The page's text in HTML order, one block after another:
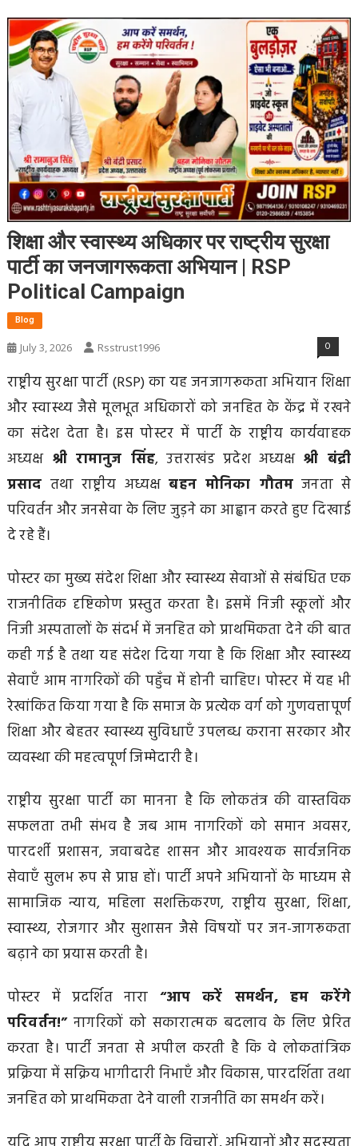
शिक्षा और स्वास्थ्य अधिकार पर राष्ट्रीय सुरक्षा
पार्टी का जनजागरूकता अभियान | RSP
Political Campaign
Blog
July 3, 2026
Rsstrust1996 0
राष्ट्रीय सुरक्षा पार्टी (RSP) का यह जनजागरूकता अभियान शिक्षा
और स्वास्थ्य जैसे मूलभूत अधिकारों को जनहित के केंद्र में रखने
का संदेश देता है। इस पोस्टर में पार्टी के राष्ट्रीय कार्यवाहक
अध्यक्ष श्री रामानुज सिंह, उत्तराखंड प्रदेश अध्यक्ष श्री बंद्री
प्रसाद तथा राष्ट्रीय अध्यक्षबहन मोनिका गौतम जनता से
परिवर्तन और जनसेवा के लिए जुड़ने का आह्वान करते हुए दिखाई
दे रहे हैं।
पोस्टर का मुख्य संदेश शिक्षा और स्वास्थ्य सेवाओं से संबंधित एक
राजनीतिक दृष्टिकोण प्रस्तुत करता है। इसमें निजी स्कूलों और
निजी अस्पतालों के संदर्भ में जनहित को प्राथमिकता देने की बात
कही गई है तथा यह संदेश दिया गया है कि शिक्षा और स्वास्थ्य
सेवाएँ आम नागरिकों की पहुँच में होनी चाहिए। पोस्टर में यह भी
रेखांकित किया गया है कि समाज के प्रत्येक वर्ग को गुणवत्तापूर्ण
शिक्षा और बेहतर स्वास्थ्य सुविधाएँ उपलब्ध कराना सरकार और
व्यवस्था की महत्वपूर्ण जिम्मेदारी है।
राष्ट्रीय सुरक्षा पार्टी का मानना है कि लोकतंत्र की वास्तविक
सफलता तभी संभव है जब आम नागरिकों को समान अवसर,
पारदर्शी प्रशासन, जवाबदेह शासन और आवश्यक सार्वजनिक
सेवाएँ सुलभ रूप से प्राप्त हों। पार्टी अपने अभियानों के माध्यम से
सामाजिक न्याय, महिला सशक्तिकरण, राष्ट्रीय सुरक्षा, शिक्षा,
स्वास्थ्य, रोजगार और सुशासन जैसे विषयों पर जन-जागरूकता
बढ़ाने का प्रयास करती है।
पोस्टर में प्रदर्शित नारा “आप करें समर्थन, हम करेंगे
परिवर्तन!”नागरिकों को सकारात्मक बदलाव के लिए प्रेरित
करता है। पार्टी जनता से अपील करती है कि वे लोकतांत्रिक
प्रक्रिया में सक्रिय भागीदारी निभाएँ और विकास, पारदर्शिता तथा
जनहित को प्राथमिकता देने वाली राजनीति का समर्थन करें।